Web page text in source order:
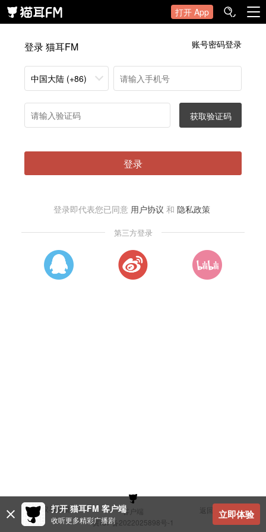
打开 App
登录 猫耳FM 账号密码登录
中国大陆 (+86)
获取验证码
登录
登录即代表您已同意 用户协议 和 隐私政策
第三方登录
建议与反馈 客户端
返回顶部
冀ICP备2022025898号-1
打开 猫耳FM 客户端
收听更多精彩广播剧 立即体验